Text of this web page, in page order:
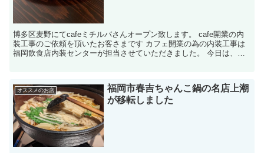
博多区麦野にてcafeミチルバさんオープン致します。 cafe開業の内
装工事のご依頼を頂いたお客さまです カフェ開業の為の内装工事は
福岡飲食店内装センターが担当させていただきました。 今日は、そ
オススメのお店
福岡市春吉ちゃんこ鍋の名店上潮
が移転しました